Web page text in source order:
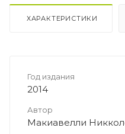
ХАРАКТЕРИСТИКИ
Год издания
2014
Автор
Макиавелли